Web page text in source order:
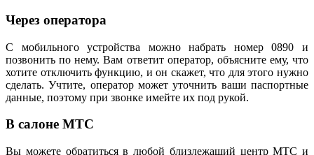
Через оператора
С мобильного устройства можно набрать номер 0890 и
позвонить по нему. Вам ответит оператор, объясните ему, что
хотите отключить функцию, и он скажет, что для этого нужно
сделать. Учтите, оператор может уточнить ваши паспортные
данные, поэтому при звонке имейте их под рукой.
В салоне МТС
Вы можете обратиться в любой близлежащий центр МТС и